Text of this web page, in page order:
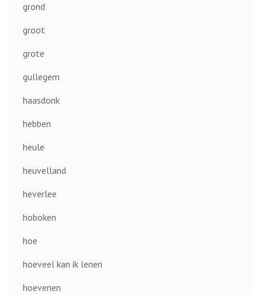
grond
groot
grote
gullegem
haasdonk
hebben
heule
heuvelland
heverlee
hoboken
hoe
hoeveel kan ik lenen
hoevenen